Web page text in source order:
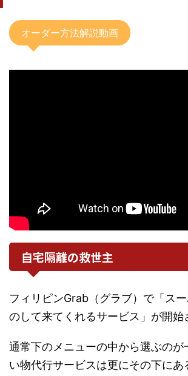
オーダー方法解説動画
自宅隔離の救世主
フィリピンGrab（グラブ）で「ス
のして来てくれるサービス」が開始
通常下のメニューの中から選ぶのが
い物代行サービスは更にその下にあ